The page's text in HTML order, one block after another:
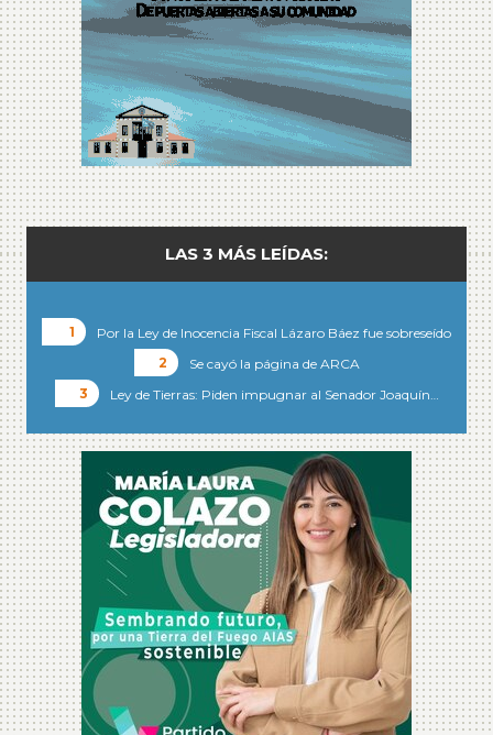
LAS 3 MÁS LEÍDAS:
Por la Ley de Inocencia Fiscal Lázaro Báez fue sobreseído
Se cayó la página de ARCA
Ley de Tierras: Piden impugnar al Senador Joaquín…